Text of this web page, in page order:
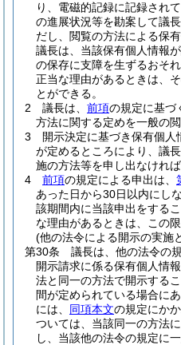
り、電磁的記録に記録され
の進展状況等を勘案して議
だし、閲覧の方法による保
議長は、当該保有個人情報
の保存に支障を生ずるおそ
正当な理由があるときは、
とができる。
2
議長は、 前項の規定に基づ
方法に関する定めを一般の
3
開示決定に基づき保有個
が定めるところにより、議
施の方法等を申し出なければ
4
前項の規定による申出は、
あった日から30日以内にし
該期間内に当該申出をする
な理由があるときは、この限
(他の法令による開示の実施
第30条
議長は、他の法令の
開示請求に係る保有個人情
法と同一の方法で開示する
間が定められている場合に
には、 同項本文の規定にか
ついては、当該同一の方法
し、当該他の法令の規定に